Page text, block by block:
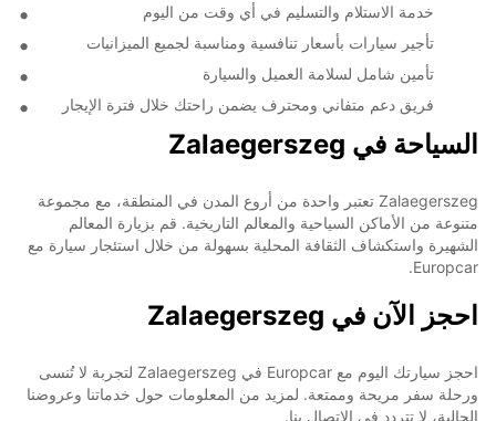
خدمة الاستلام والتسليم في أي وقت من اليوم
تأجير سيارات بأسعار تنافسية ومناسبة لجميع الميزانيات
تأمين شامل لسلامة العميل والسيارة
فريق دعم متفاني ومحترف يضمن راحتك خلال فترة الإيجار
السياحة في Zalaegerszeg
Zalaegerszeg تعتبر واحدة من أروع المدن في المنطقة، مع مجموعة
متنوعة من الأماكن السياحية والمعالم التاريخية. قم بزيارة المعالم
الشهيرة واستكشاف الثقافة المحلية بسهولة من خلال استئجار سيارة مع
Europcar.
احجز الآن في Zalaegerszeg
احجز سيارتك اليوم مع Europcar في Zalaegerszeg لتجربة لا تُنسى
ورحلة سفر مريحة وممتعة. لمزيد من المعلومات حول خدماتنا وعروضنا
الحالية، لا تتردد في الاتصال بنا.